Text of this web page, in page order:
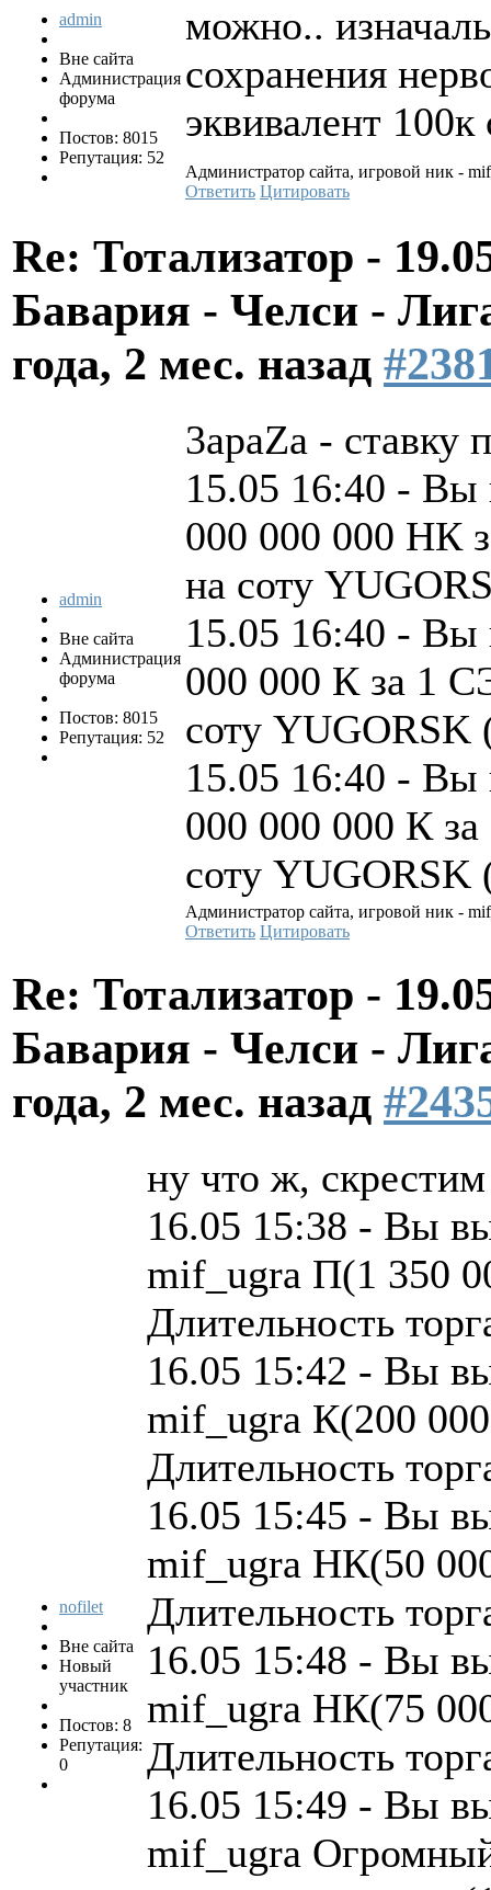
admin
Вне сайта
Администрация
форума
Постов: 8015
Репутация: 52
можно..
сохранения
эквивалент
Администратор сайта, игровой ник -
Ответить Цитировать
Re: Тотализатор -
Бавария - Челси -
года, 2 мес. назад
admin
Вне сайта
Администрация
форума
Постов: 8015
Репутация: 52
3apaZa - ставку
15.05 16:40 - Вы
000 000 000 НК
на соту
15.05 16:40 - Вы
000 000 К за 1
соту YUGORSK
15.05 16:40 - Вы
000 000 000 К
соту YUGORSK
Администратор сайта, игровой ник -
Ответить Цитировать
Re: Тотализатор -
Бавария - Челси -
года, 2 мес. назад
nofilet
Вне сайта
Новый
участник
Постов: 8
Репутация:
0
ну что ж,
16.05 15:38 - Вы
mif_ugra П(1 350
Длительность
16.05 15:42 - Вы
mif_ugra К(200
Длительность
16.05 15:45 - Вы
mif_ugra НК(50
Длительность
16.05 15:48 - Вы
mif_ugra НК(75
Длительность
16.05 15:49 - Вы
mif_ugra